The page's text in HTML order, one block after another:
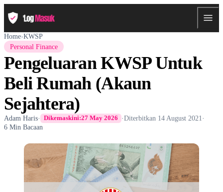
Home›KWSP
Personal Finance
Pengeluaran KWSP Untuk
Beli Rumah (Akaun
Sejahtera)
Adam Haris· Dikemaskini:27 May 2026 ·Diterbitkan 14 August 2021·
6 Min Bacaan